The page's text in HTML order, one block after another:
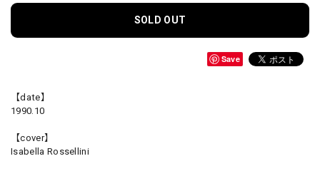
SOLD OUT
Save
【date】
1990.10
【cover】
Isabella Rossellini